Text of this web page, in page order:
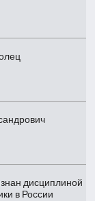
дисциплиной
в России